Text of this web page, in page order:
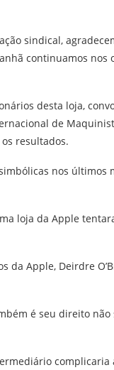
sindical,
continuamos nos
desta loja,
de
resultados.
nos últimos
loja da Apple
Apple, Deirdre
é seu direito